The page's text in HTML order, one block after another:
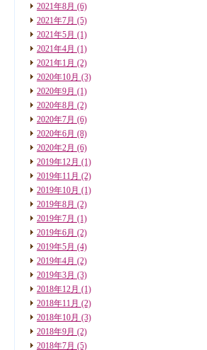
2021年8月 (6)
2021年7月 (5)
2021年5月 (1)
2021年4月 (1)
2021年1月 (2)
2020年10月 (3)
2020年9月 (1)
2020年8月 (2)
2020年7月 (6)
2020年6月 (8)
2020年2月 (6)
2019年12月 (1)
2019年11月 (2)
2019年10月 (1)
2019年8月 (2)
2019年7月 (1)
2019年6月 (2)
2019年5月 (4)
2019年4月 (2)
2019年3月 (3)
2018年12月 (1)
2018年11月 (2)
2018年10月 (3)
2018年9月 (2)
2018年7月 (5)